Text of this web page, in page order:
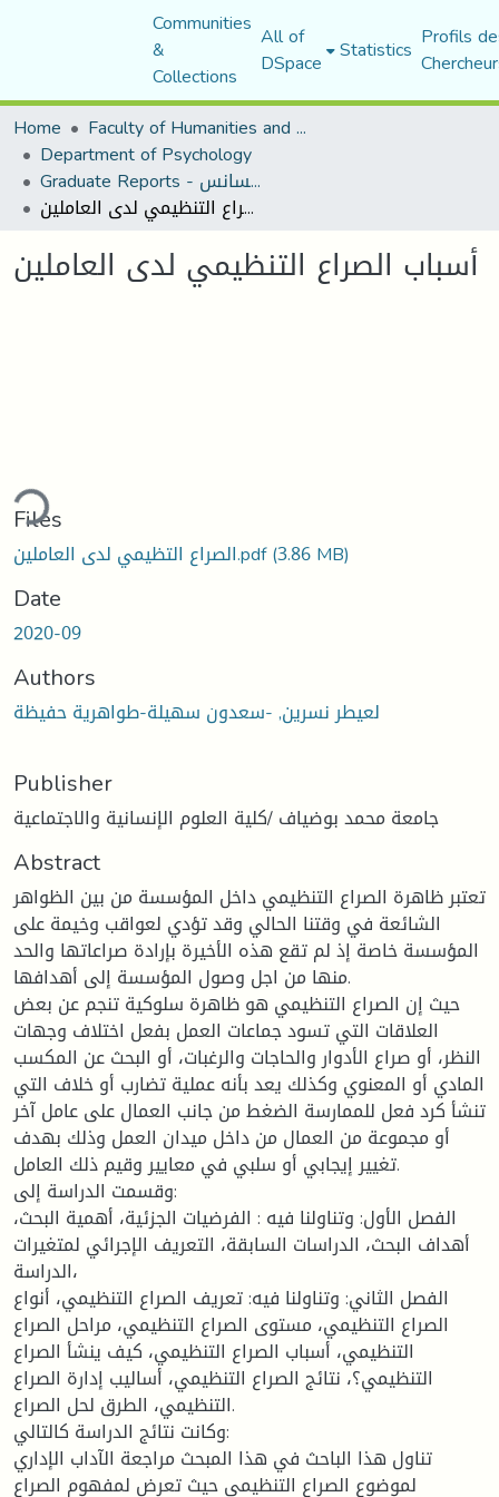
Communities
&
Collections
All of
DSpace Statistics Profils
Home
Faculty of Humanities and Social Sciences
Department of Psychology
Graduate Reports - تقارير الليسانس
أسباب الصراع التنظيمي لدى العاملين
أسباب الصراع التنظيمي لدى العاملين
Files
الصراع التظيمي لدى العاملين.pdf(3.86 MB)
Date
2020-09
Authors
لعيطر نسرين, -سعدون سهيلة-طواهرية حفيظة
Publisher
جامعة محمد بوضياف /كلية العلوم الإنسانية والاجتماعية
Abstract
تعتبر ظاهرة الصراع التنظيمي داخل المؤسسة من بين الظواهر
الشائعة في وقتنا الحالي وقد تؤدي لعواقب وخيمة على
المؤسسة خاصة إذ لم تقع هذه الأخيرة بإرادة صراعاتها والحد
منها من اجل وصول المؤسسة إلى أهدافها.
حيث إن الصراع التنظيمي هو ظاهرة سلوكية تنجم عن بعض
العلاقات التي تسود جماعات العمل بفعل اختلاف وجهات
النظر، أو صراع الأدوار والحاجات والرغبات، أو البحث عن المكسب
المادي أو المعنوي وكذلك يعد بأنه عملية تضارب أو خلاف التي
تنشأ كرد فعل للممارسة الضغط من جانب العمال على عامل آخر
أو مجموعة من العمال من داخل ميدان العمل وذلك بهدف
تغيير إيجابي أو سلبي في معايير وقيم ذلك العامل.
وقسمت الدراسة إلى:
الفصل الأول: وتناولنا فيه : الفرضيات الجزئية، أهمية البحث،
أهداف البحث، الدراسات السابقة، التعريف الإجرائي لمتغيرات
الدراسة،
الفصل الثاني: وتناولنا فيه: تعريف الصراع التنظيمي، أنواع
الصراع التنظيمي، مستوى الصراع التنظيمي، مراحل الصراع
التنظيمي، أسباب الصراع التنظيمي، كيف ينشأ الصراع
التنظيمي؟، نتائج الصراع التنظيمي، أساليب إدارة الصراع
التنظيمي، الطرق لحل الصراع.
وكانت نتائج الدراسة كالتالي:
تناول هذا الباحث في هذا المبحث مراجعة الآداب الإداري
لموضوع الصراع التنظيمي حيث تعرض لمفهوم الصراع